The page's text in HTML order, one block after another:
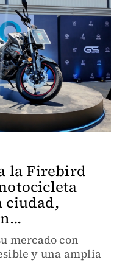
la Firebird
ciudad,
mercado con
y una amplia